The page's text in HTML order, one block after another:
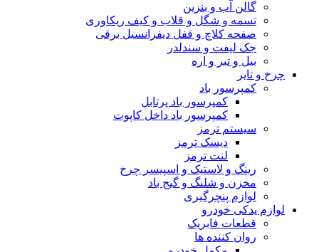
گالن آب و بنزین
تسمه و شگل و قلاب و کیف ریکاوری
صفحه کلاچ و قفل دیفرانسیل برقی
جک لیفت و سندلدر
بیل و تبر و اره
چرخ و تایر
کمپرسور باد
کمپرسور باد پرتابل
کمپرسور باد داخل کاپوت
سیستم ترمز
دیسک ترمز
لنت ترمز
رینگ و لاستیک و اسپیسر چرخ
مخزن و شلنگ و گیج باد
لوازم پنچرگیری
لوازم یدکی خودرو
قطعات فابریک
روان کننده ها